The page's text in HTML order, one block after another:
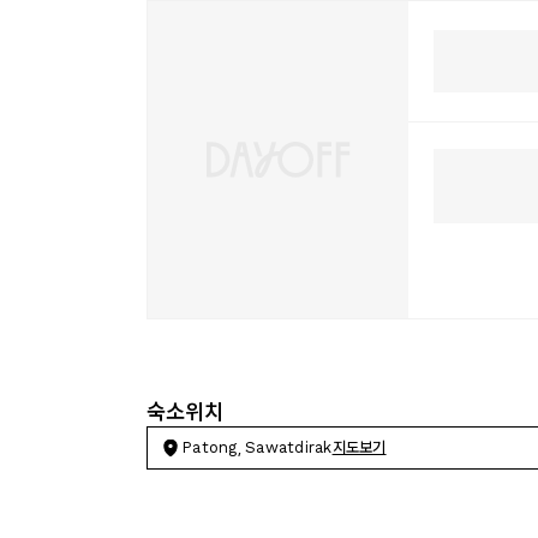
숙소위치
Patong, Sawatdirak지도보기